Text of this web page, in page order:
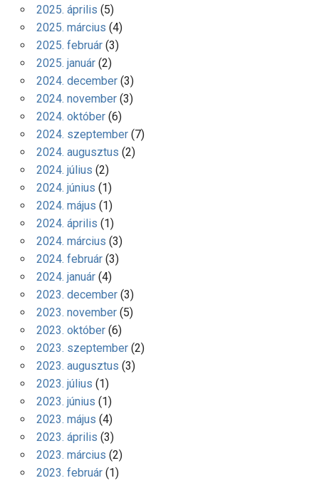
2025. április (5)
2025. március (4)
2025. február(3)
2025. január(2)
2024. december(3)
2024. november(3)
2024. október(6)
2024. szeptember(7)
2024. augusztus (2)
2024. július (2)
2024. június (1)
2024. május (1)
2024. április (1)
2024. március (3)
2024. február(3)
2024. január(4)
2023. december(3)
2023. november(5)
2023. október(6)
2023. szeptember(2)
2023. augusztus (3)
2023. július (1)
2023. június (1)
2023. május (4)
2023. április (3)
2023. március (2)
2023. február(1)